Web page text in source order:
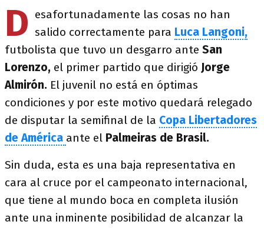
D esafortunadamente las cosas no han
salido correctamente para Luca Langoni,
futbolista que tuvo un desgarro ante San
Lorenzo, el primer partido que dirigió Jorge
Almirón. El juvenil no está en óptimas
condiciones y por este motivo quedará relegado
de disputar la semifinal de la Copa Libertadores
de América ante el Palmeiras de Brasil.
Sin duda, esta es una baja representativa en
cara al cruce por el campeonato internacional,
que tiene al mundo boca en completa ilusión
ante una inminente posibilidad de alcanzar la